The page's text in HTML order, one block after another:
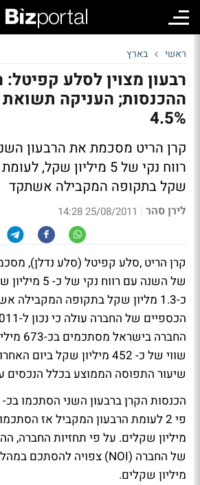
ראשי בארץ
רבעון מצוין לסלע
ההכנסות; העניקה תשואת
4.5%
קרן הריט מסכמת את הרבעון
שקל בתקופה המקבילה אשתקד
לירן סהר |
25/08/2011 14:28
קרן הריט ,סלע קפיטל (סלע נדלן),
של השנה עם רווח
כ-1.3 מליון שקל בתקופה המקבילה
החברה
שיעור התפוסה הממוצע בכלל הנכסים
מיליון שקלים. על פי תחזיות החברה,
מיליון שקלים.